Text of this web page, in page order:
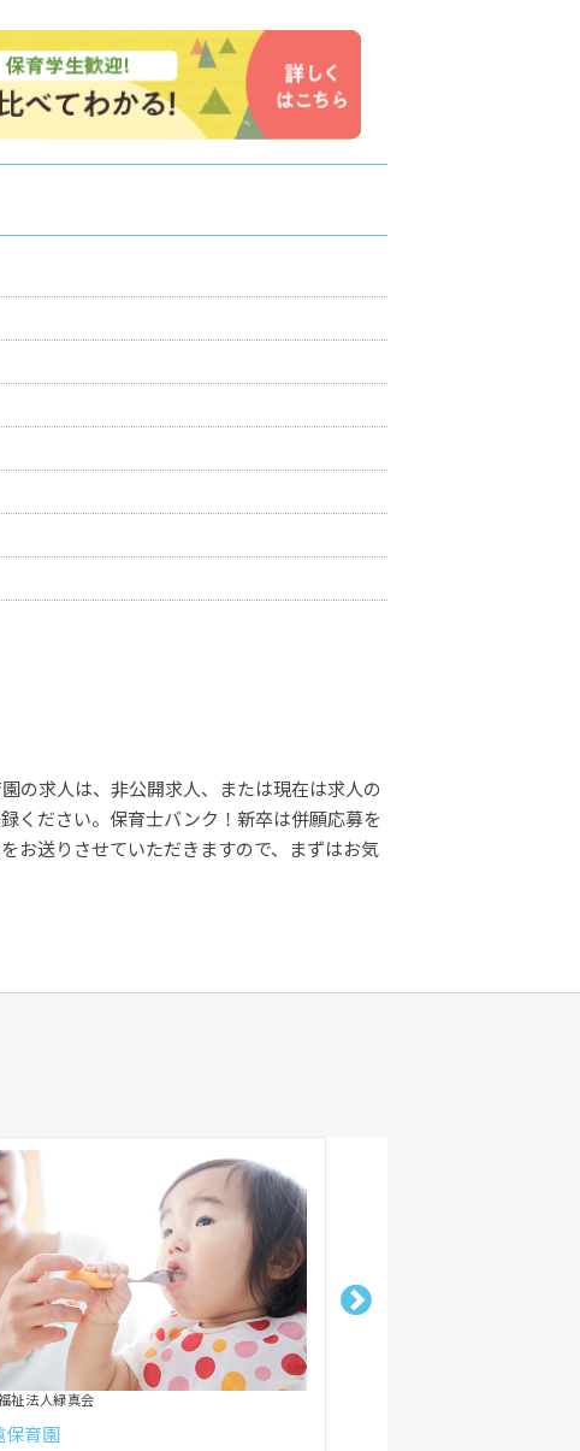
の求人は、非公開求人、または現在は求人の
ください。保育士バンク！新卒は併願応募を
お送りさせていただきますので、まずはお気
祉法人伸成会
保育園